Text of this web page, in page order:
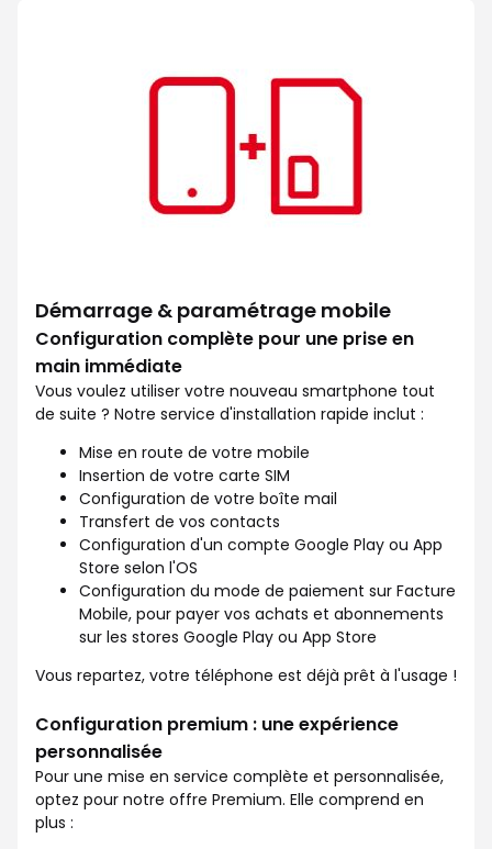
Démarrage & paramétrage mobile
Configuration complète pour une prise en
main immédiate
Vous voulez utiliser votre nouveau smartphone tout
de suite ? Notre service d'installation rapide inclut :
Mise en route de votre mobile
Insertion de votre carte SIM
Configuration de votre boîte mail
Transfert de vos contacts
Configuration d'un compte Google Play ou App
Store selon l'OS
Configuration du mode de paiement sur Facture
Mobile, pour payer vos achats et abonnements
sur les stores Google Play ou App Store
Vous repartez, votre téléphone est déjà prêt à l'usage !
Configuration premium : une expérience
personnalisée
Pour une mise en service complète et personnalisée,
optez pour notre offre Premium. Elle comprend en
plus :